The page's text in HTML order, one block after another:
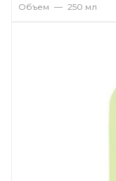
Объем — 250 мл